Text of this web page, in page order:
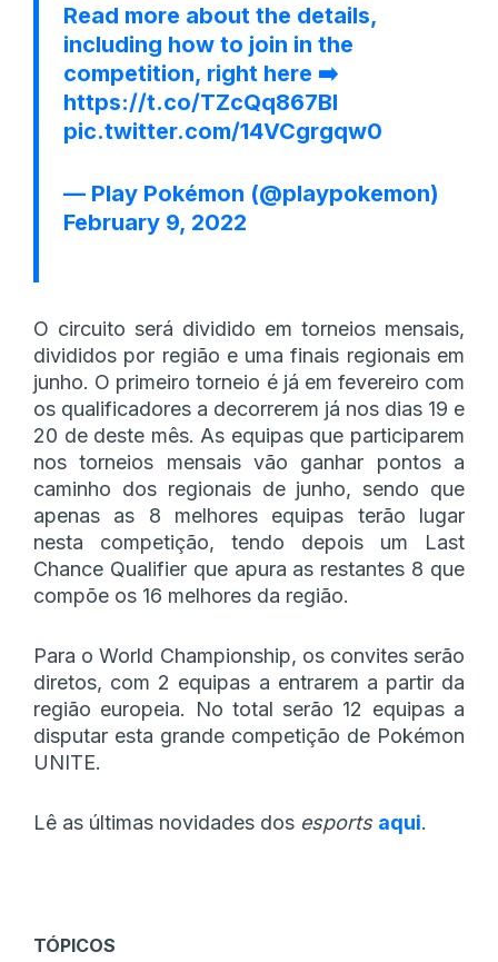
Read more about the details,
including how to join in the
competition, right here ➡️
https://t.co/TZcQq867BI
pic.twitter.com/14VCgrgqw0
— Play Pokémon (@playpokemon)
February 9, 2022
O circuito será dividido em torneios mensais,
divididos por região e uma finais regionais em
junho. O primeiro torneio é já em fevereiro com
os qualificadores a decorrerem já nos dias 19 e
20 de deste mês. As equipas que participarem
nos torneios mensais vão ganhar pontos a
caminho dos regionais de junho, sendo que
apenas as 8 melhores equipas terão lugar
nesta competição, tendo depois um Last
Chance Qualifier que apura as restantes 8 que
compõe os 16 melhores da região.
Para o World Championship, os convites serão
diretos, com 2 equipas a entrarem a partir da
região europeia. No total serão 12 equipas a
disputar esta grande competição de Pokémon
UNITE.
Lê as últimas novidades dos esports aqui.
TÓPICOS